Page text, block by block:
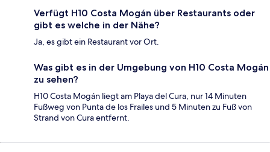
Verfügt H10 Costa Mogán über Restaurants oder
gibt es welche in der Nähe?
Ja, es gibt ein Restaurant vor Ort.
Was gibt es in der Umgebung von H10 Costa Mogán
zu sehen?
H10 Costa Mogán liegt am Playa del Cura, nur 14 Minuten
Fußweg von Punta de los Frailes und 5 Minuten zu Fuß von
Strand von Cura entfernt.